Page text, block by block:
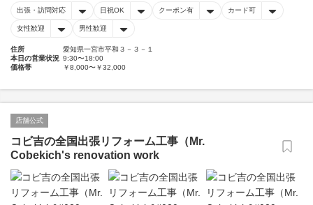
出張・訪問対応 日祝OK クーポン有 カード可
女性歓迎 男性歓迎
住所
愛知県一宮市平和３－３－１
本日の営業状況 9:30〜18:00
価格帯
￥8,000〜￥32,000
店舗公式
コビ吉の全国出張リフォーム工事（Mr.
Cobekich's renovation work